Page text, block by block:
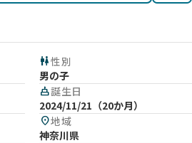
wc性別
男の子
cake誕生日
2024/11/21（20か月）
location_on地域
神奈川県